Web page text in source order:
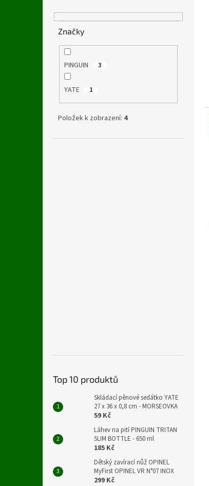
Značky
PINGUIN 3
YATE 1
Položek k zobrazení: 4
Top 10 produktů
Skládací pěnové sedátko YATE
27 x 36 x 0,8 cm - MORSEOVKA
59 Kč
Láhev na pití PINGUIN TRITAN
SLIM BOTTLE - 650 ml
185 Kč
Dětský zavírací nůž OPINEL
MyFirst OPINEL VR N°07 INOX
299 Kč